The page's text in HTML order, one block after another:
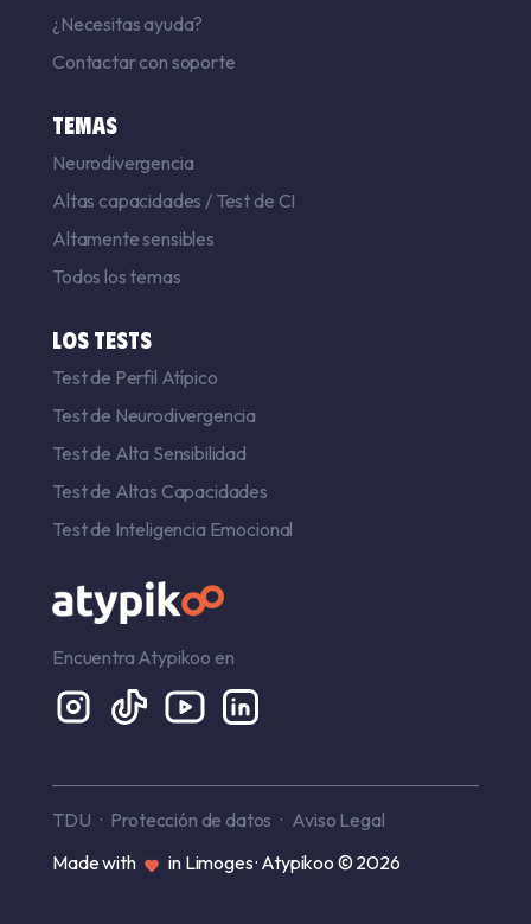
¿Necesitas ayuda?
Contactar con soporte
TEMAS
Neurodivergencia
Altas capacidades / Test de CI
Altamente sensibles
Todos los temas
LOS TESTS
Test de Perfil Atípico
Test de Neurodivergencia
Test de Alta Sensibilidad
Test de Altas Capacidades
Test de Inteligencia Emocional
Encuentra Atypikoo en
TDU Protección de datos
Aviso Legal
Made with
in Limoges · Atypikoo © 2026